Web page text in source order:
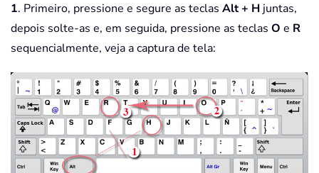
1. Primeiro, pressione e segure as teclas Alt + H juntas,
depois solte-as e, em seguida, pressione as teclas O e R
sequencialmente, veja a captura de tela: